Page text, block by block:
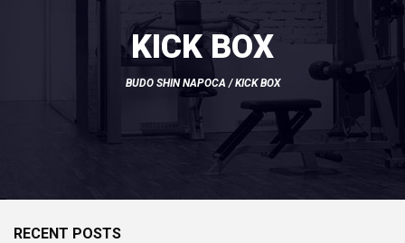
KICK BOX
BUDO SHIN NAPOCA / KICK BOX
RECENT POSTS